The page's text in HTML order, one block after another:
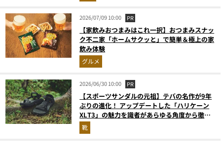
2026/07/09 10:00 PR
【家飲みおつまみはこれ一択】おつまみスナッ
ク不二家「ホームサクッと」で簡単＆極上の家
飲み体験
グルメ
2026/06/30 10:00 PR
【スポーツサンダルの元祖】テバの名作が9年
ぶりの進化！ アップデートした「ハリケーン
XLT3」の魅力を識者があらゆる角度から徹底
解説！
靴